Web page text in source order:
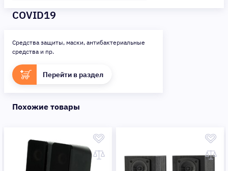
COVID19
Средства защиты, маски, антибактериальные
средства и пр.
Перейти в раздел
Похожие товары